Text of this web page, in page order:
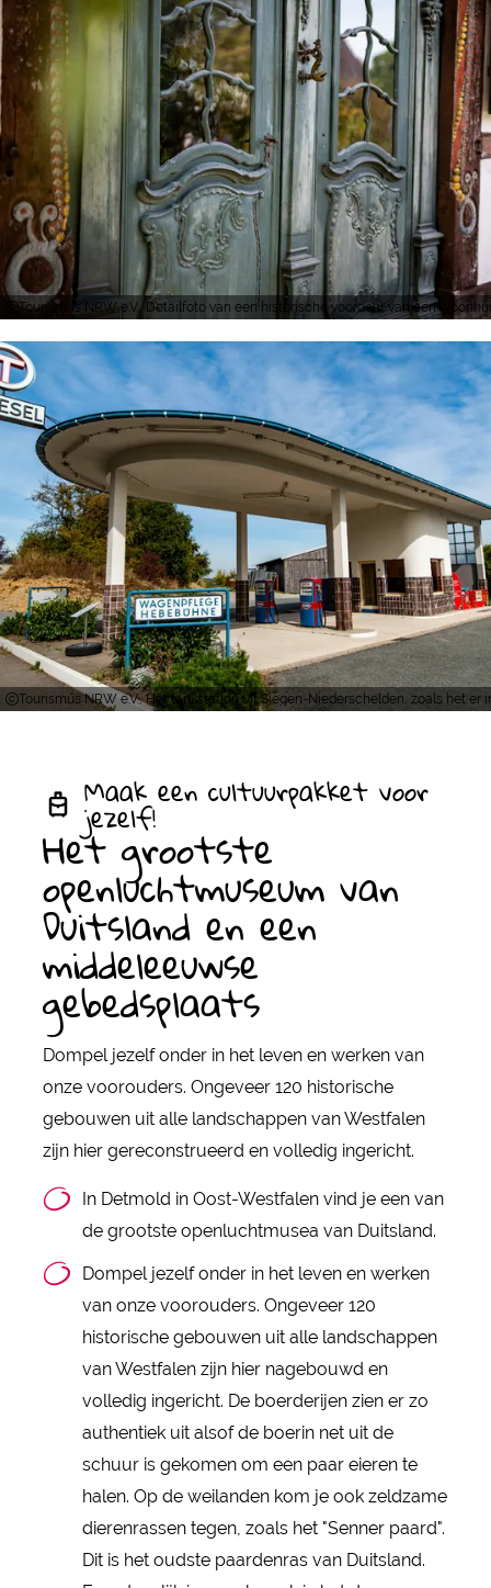
Tourismus NRW e.V., Detailfoto van een historische voordeur van een
Tourismus NRW e.V., Het tankstation uit Siegen-Niederschelden, zoals het
Maak een cultuurpakket voor
jezelf!
Het grootste
openluchtmuseum van
Duitsland en een
middeleeuwse
gebedsplaats
Dompel jezelf onder in het leven en werken van
onze voorouders. Ongeveer 120 historische
gebouwen uit alle landschappen van Westfalen
zijn hier gereconstrueerd en volledig ingericht.
In Detmold in Oost-Westfalen vind je een van
de grootste openluchtmusea van Duitsland.
Dompel jezelf onder in het leven en werken
van onze voorouders. Ongeveer 120
historische gebouwen uit alle landschappen
van Westfalen zijn hier nagebouwd en
volledig ingericht. De boerderijen zien er zo
authentiek uit alsof de boerin net uit de
schuur is gekomen om een paar eieren te
halen. Op de weilanden kom je ook zeldzame
dierenrassen tegen, zoals het "Senner paard".
Dit is het oudste paardenras van Duitsland.